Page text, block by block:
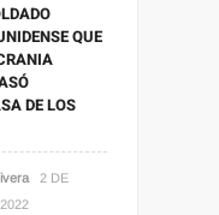
QUE
DE LOS
2 DE